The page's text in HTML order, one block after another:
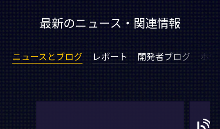
最新のニュース・関連情報
ニュースとブログ レポート 開発者ブログ ホ